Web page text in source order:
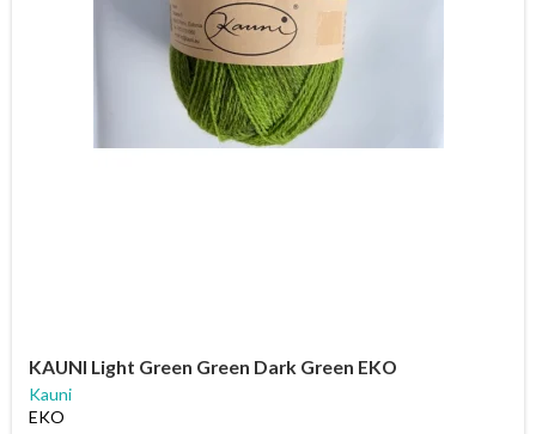
KAUNI Light Green Green Dark Green EKO
Kauni
EKO